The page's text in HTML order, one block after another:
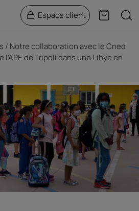
Espace client Panier
Notre collaboration avec le Cned
l’APE de Tripoli dans une Libye en